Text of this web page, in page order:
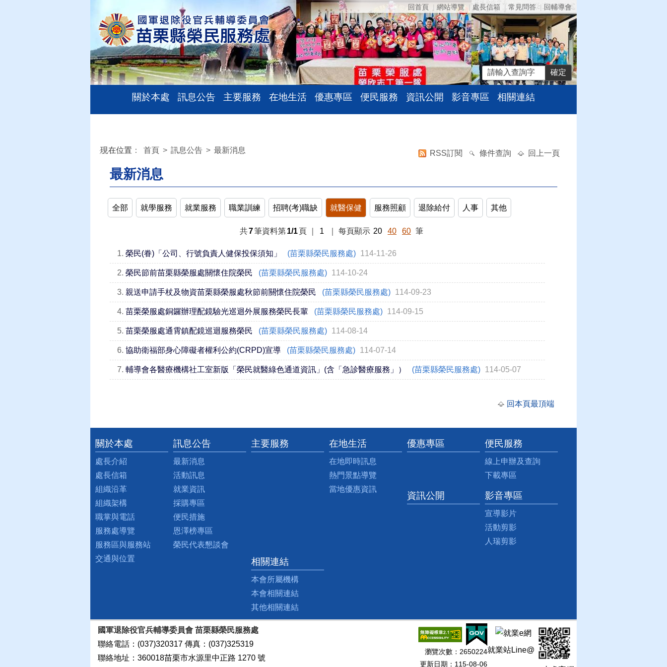
回首頁 網站導覽 處長信箱 常見問答 回輔導會
關於本處 訊息公告 主要服務 在地生活 優惠專區 便民服務 資訊公開 影音專區 相關連結
:::
現在位置 ： 首頁 > 訊息公告 > 最新消息 RSS訂閱 條件查詢 回上一頁
最新消息
全部 就學服務 就業服務 職業訓練 招聘(考)職缺 就醫保健 服務照顧 退除給付 人事 其他
共7筆資料第1/1頁 1 每頁顯示 20 40 60 筆
1. 榮民(眷)「公司、行號負責人健保投保須知」 (苗栗縣榮民服務處) 114-11-26
2. 榮民節前苗栗縣榮服處關懷住院榮民 (苗栗縣榮民服務處) 114-10-24
3. 親送申請手杖及物資苗栗縣榮服處秋節前關懷住院榮民 (苗栗縣榮民服務處) 114-09-23
4. 苗栗榮服處銅鑼辦理配鏡驗光巡迴外展服務榮民長輩 (苗栗縣榮民服務處) 114-09-15
5. 苗栗榮服處通霄鎮配鏡巡迴服務榮民 (苗栗縣榮民服務處) 114-08-14
6. 協助衛福部身心障礙者權利公約(CRPD)宣導 (苗栗縣榮民服務處) 114-07-14
7. 輔導會各醫療機構社工室新版「榮民就醫綠色通道資訊」(含「急診醫療服務」） (苗栗縣榮民服務處) 114-05-07
回本頁最頂端
:::
關於本處
處長介紹
處長信箱
組織沿革
組織架構
職掌與電話
服務處導覽
服務區與服務站
交通與位置
訊息公告
最新消息
活動訊息
就業資訊
採購專區
便民措施
恩澤榜專區
榮民代表懇談會
主要服務 在地生活
在地即時訊息
熱門景點導覽
當地優惠資訊
優惠專區 便民服務
線上申辦及查詢
下載專區
資訊公開 影音專區
宣導影片
活動剪影
人瑞剪影
相關連結
本會所屬機構
本會相關連結
其他相關連結
國軍退除役官兵輔導委員會 苗栗縣榮民服務處
聯絡電話：(037)320317 傳真：(037)325319
聯絡地址：360018苗栗市水源里中正路 1270 號
就業站Line@
瀏覽次數： 2650224
更新日期：115-08-06